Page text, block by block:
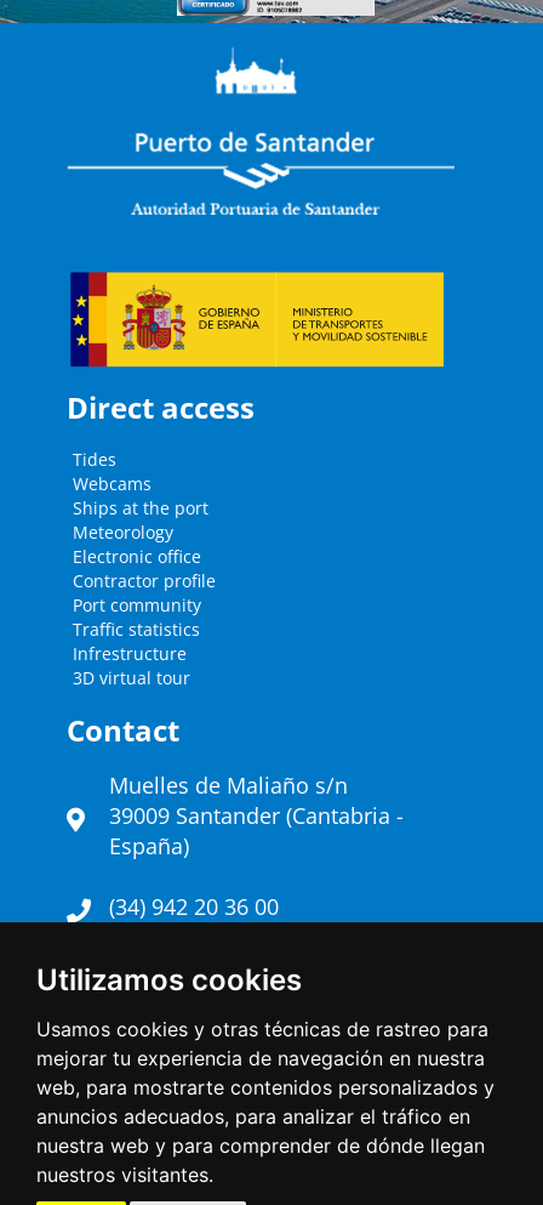
Utilizamos cookies
Usamos cookies y otras técnicas de rastreo para
mejorar tu experiencia de navegación en nuestra
web, para mostrarte contenidos personalizados y
anuncios adecuados, para analizar el tráfico en
nuestra web y para comprender de dónde llegan
nuestros visitantes.
Direct access
Tides
Webcams
Ships at the port
Meteorology
Electronic office
Contractor profile
Port community
Traffic statistics
Infrestructure
3D virtual tour
Contact
Muelles de Maliaño s/n
39009 Santander (Cantabria -
España)
(34) 942 20 36 00
Twitter
Contact us
Linkedin
Copyright © 2026 - Santander Port Authority. All